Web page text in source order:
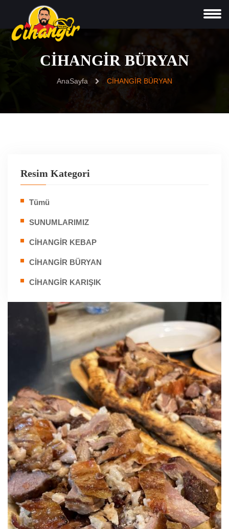
CİHANGİR BÜRYAN
AnaSayfa CİHANGİR BÜRYAN
Resim Kategori
Tümü
SUNUMLARIMIZ
CİHANGİR KEBAP
CİHANGİR BÜRYAN
CİHANGİR KARIŞIK